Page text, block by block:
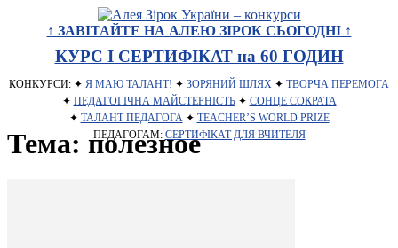
↑ ЗАВІТАЙТЕ НА АЛЕЮ ЗІРОК СЬОГОДНІ ↑
КУРС І СЕРТИФІКАТ на 60 ГОДИН
КОНКУРСИ: ✦ Я МАЮ ТАЛАНТ! ✦ ЗОРЯНИЙ ШЛЯХ ✦ ТВОРЧА ПЕРЕМОГА
✦ ПЕДАГОГІЧНА МАЙСТЕРНІСТЬ✦ СОНЦЕ СОКРАТА
✦ ТАЛАНТ ПЕДАГОГА✦ TEACHER’S WORLD PRIZE
ПЕДАГОГАМ: СЕРТИФІКАТ ДЛЯ ВЧИТЕЛЯ
Тема: полезное